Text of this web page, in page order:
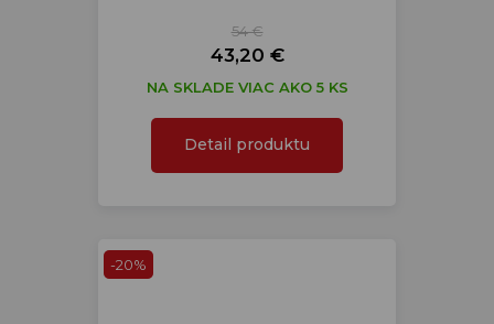
54 €
43,20 €
NA SKLADE VIAC AKO 5 KS
Detail produktu
-20%